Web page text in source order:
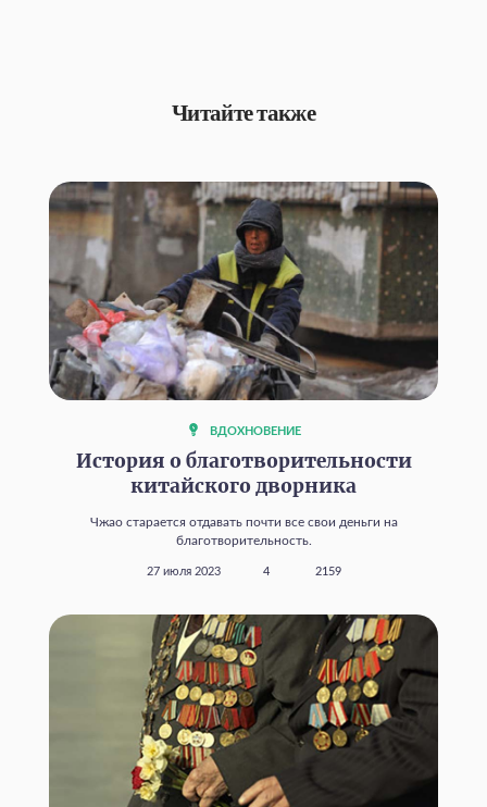
Читайте также
ВДОХНОВЕНИЕ
История о благотворительности
китайского дворника
Чжао старается отдавать почти все свои деньги на
благотворительность.
27 июля 2023 4 2159